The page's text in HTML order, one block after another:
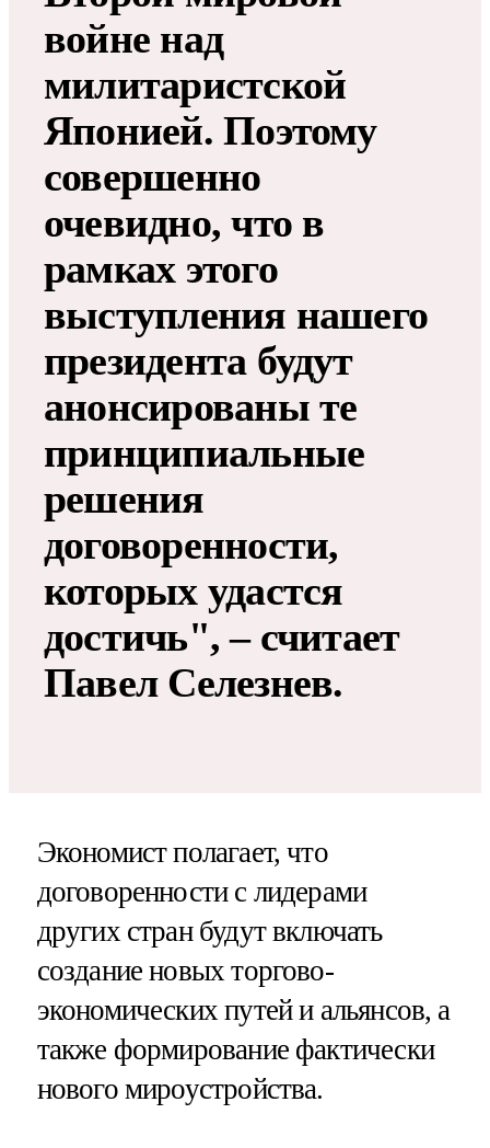
войне над
милитаристской
Японией. Поэтому
совершенно
очевидно, что в
рамках этого
выступления нашего
президента будут
анонсированы те
принципиальные
решения
договоренности,
которых удастся
достичь", – считает
Павел Селезнев.
Экономист полагает, что
договоренности с лидерами
других стран будут включать
создание новых торгово-
экономических путей и альянсов, а
также формирование фактически
нового мироустройства.